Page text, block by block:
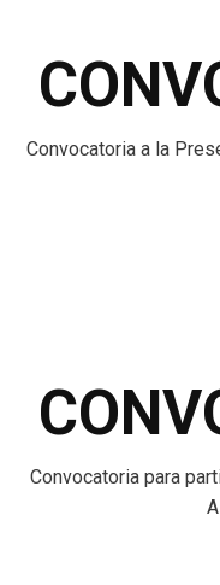
Convocatoria a la
Convocatoria para